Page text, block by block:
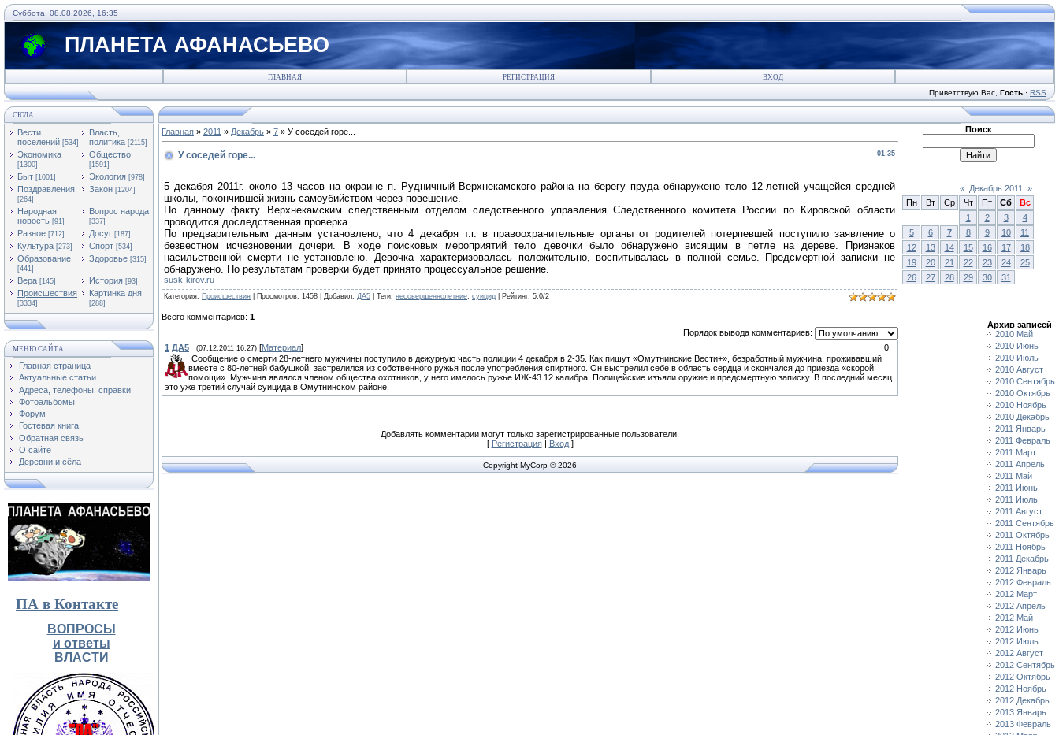
Суббота, 08.08.2026, 16:35
ПЛАНЕТА АФАНАСЬЕВО
ГЛАВНАЯ РЕГИСТРАЦИЯ ВХОД
Приветствую Вас Гость · RSS
СЮДА!
Вести
поселений [534]
Власть,
политика [2115]
Экономика
[1300]
Общество
[1591]
Быт [1001] Экология [978]
Поздравления
[264]
Закон [1204]
Народная
новость [91]
Вопрос народа
[337]
Разное [712] Досуг [187]
Культура [273] Спорт [534]
Образование
[441]
Здоровье [315]
Вера [145] История [93]
Происшествия
[3334]
Картинка дня
[288]
МЕНЮ САЙТА
Главная страница
Актуальные статьи
Адреса, телефоны, справки
Фотоальбомы
Форум
Гостевая книга
Обратная связь
О сайте
Деревни и сёла
ПА в Контакте
ВОПРОСЫ
и ответы
ВЛАСТИ
Главная » 2011 » Декабрь » 7 » У соседей горе...
01:35
У соседей горе...
5 декабря 2011г. около 13 часов на окраине п. Рудничный Верхнекамского района на берегу пруда обнаружено тело 12-летней учащейся средней
школы, покончившей жизнь самоубийством через повешение.
По данному факту Верхнекамским следственным отделом следственного управления Следственного комитета России по Кировской области
проводится доследственная проверка.
По предварительным данным установлено, что 4 декабря т.г. в правоохранительные органы от родителей потерпевшей поступило заявление о
безвестном исчезновении дочери. В ходе поисковых мероприятий тело девочки было обнаружено висящим в петле на дереве. Признаков
насильственной смерти не установлено. Девочка характеризовалась положительно, воспитывалась в полной семье. Предсмертной записки не
обнаружено. По результатам проверки будет принято процессуальное решение.
susk-kirov.ru
Категория: Происшествия Просмотров: 1458 | Добавил: ДА5 Теги: несовершеннолетние, суицид Рейтинг: 5.0/2
Всего комментариев: 1
Порядок вывода комментариев:
0
1 ДА5 (07.12.2011 16:27) [Материал]
Сообщение о смерти 28-летнего мужчины поступило в дежурную часть полиции 4 декабря в 2-35. Как пишут «Омутнинские Вести+», безработный мужчина, проживавший
вместе с 80-летней бабушкой, застрелился из собственного ружья после употребления спиртного. Он выстрелил себе в область сердца и скончался до приезда «скорой
помощи». Мужчина являлся членом общества охотников, у него имелось ружье ИЖ-43 12 калибра. Полицейские изъяли оружие и предсмертную записку. В последний месяц
это уже третий случай суицида в Омутнинском районе.
Добавлять комментарии могут только зарегистрированные пользователи.
[ Регистрация| Вход]
Copyright MyCorp © 2026
Поиск
« Декабрь 2011
»
Пн
Вт Ср Чт Пт Сб
Вс
1
2 3
4
5
6 7 8 9 10
11
12
13 14 15 16 17
18
19
20 21 22 23 24
25
26
27 28 29 30 31
Архив записей
2010 Май
2010 Июнь
2010 Июль
2010 Август
2010 Сентябрь
2010 Октябрь
2010 Ноябрь
2010 Декабрь
2011 Январь
2011 Февраль
2011 Март
2011 Апрель
2011 Май
2011 Июнь
2011 Июль
2011 Август
2011 Сентябрь
2011 Октябрь
2011 Ноябрь
2011 Декабрь
2012 Январь
2012 Февраль
2012 Март
2012 Апрель
2012 Май
2012 Июнь
2012 Июль
2012 Август
2012 Сентябрь
2012 Октябрь
2012 Ноябрь
2012 Декабрь
2013 Январь
2013 Февраль